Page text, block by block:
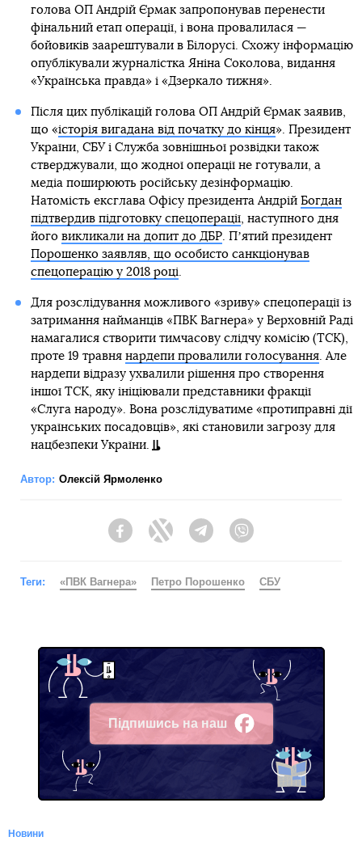
голова ОП Андрій Єрмак запропонував перенести
фінальний етап операції, і вона провалилася —
бойовиків заарештували в Білорусі. Схожу інформацію
опублікували журналістка Яніна Соколова, видання
«Українська правда» і «Дзеркало тижня».
Після цих публікацій голова ОП Андрій Єрмак заявив,
що «історія вигадана від початку до кінця». Президент
України, СБУ і Служба зовнішньої розвідки також
стверджували, що жодної операції не готували, а
медіа поширюють російську дезінформацію.
Натомість ексглава Офісу президента Андрій Богдан
підтвердив підготовку спецоперації, наступного дня
його викликали на допит до ДБР. Пʼятий президент
Порошенко заявляв, що особисто санкціонував
спецоперацію у 2018 році.
Для розслідування можливого «зриву» спецоперації із
затримання найманців «ПВК Вагнера» у Верховній Раді
намагалися створити тимчасову слідчу комісію (ТСК),
проте 19 травня нардепи провалили голосування. Але
нардепи відразу ухвалили рішення про створення
іншої ТСК, яку ініціювали представники фракції
«Слуга народу». Вона розслідуватиме «протиправні дії
українських посадовців», які становили загрозу для
нацбезпеки України.
Автор: Олексій Ярмоленко
FacebookTwitter Telegram
Теги: «ПВК Вагнера» Петро Порошенко СБУ
Підпишись на наш
Facebook
Новини